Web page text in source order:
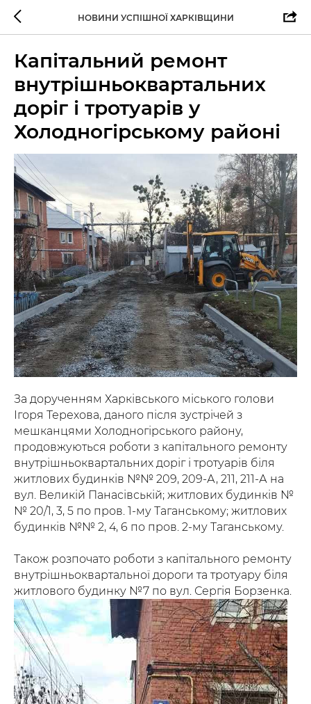
НОВИНИ УСПІШНОЇ ХАРКІВЩИНИ
Капітальний ремонт
внутрішньоквартальних
доріг і тротуарів у
Холодногірському районі
За дорученням Харківського міського голови
Ігоря Терехова, даного після зустрічей з
мешканцями Холодногірського району,
продовжуються роботи з капітального ремонту
внутрішньоквартальних доріг і тротуарів біля
житлових будинків №№ 209, 209-А, 211, 211-А на
вул. Великій Панасівській; житлових будинків №
№ 20/1, 3, 5 по пров. 1-му Таганському; житлових
будинків №№ 2, 4, 6 по пров. 2-му Таганському.
Також розпочато роботи з капітального ремонту
внутрішньоквартальної дороги та тротуару біля
житлового будинку №7 по вул. Сергія Борзенка.